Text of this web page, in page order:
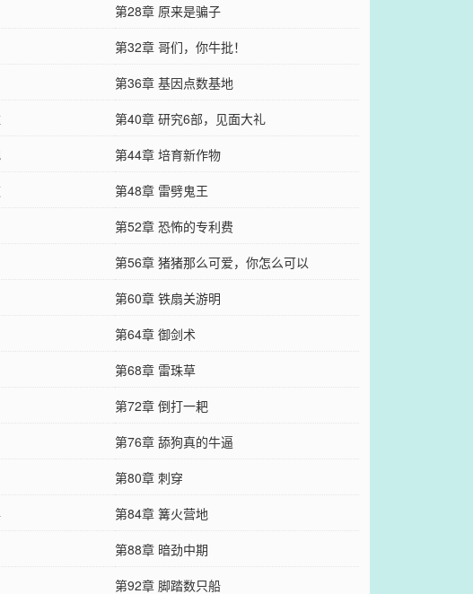
第28章 原来是骗子
第32章 哥们，你牛批！
第36章 基因点数基地
第40章 研究6部，见面大礼
第44章 培育新作物
第48章 雷劈鬼王
第52章 恐怖的专利费
第56章 猪猪那么可爱，你怎么可以
第60章 铁扇关游明
第64章 御剑术
第68章 雷珠草
第72章 倒打一耙
第76章 舔狗真的牛逼
第80章 刺穿
第84章 篝火营地
第88章 暗劲中期
第92章 脚踏数只船